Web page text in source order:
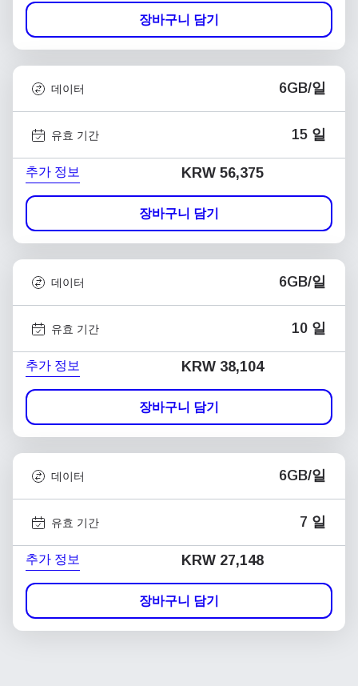
장바구니 담기
데이터 6GB/일
유효 기간 15 일
추가 정보 KRW 56,375
장바구니 담기
데이터 6GB/일
유효 기간 10 일
추가 정보 KRW 38,104
장바구니 담기
데이터 6GB/일
유효 기간 7 일
추가 정보 KRW 27,148
장바구니 담기